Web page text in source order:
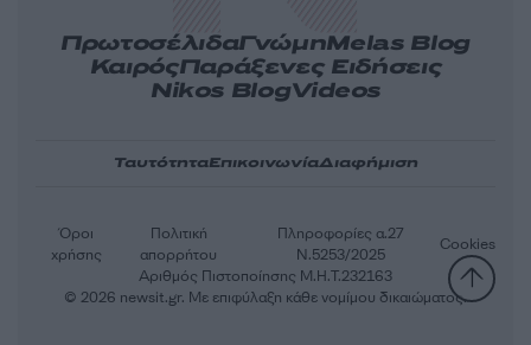
ΠρωτοσέλιδαΓνώμηMelas Blog
ΚαιρόςΠαράξενες Ειδήσεις
Nikos BlogVideos
ΤαυτότηταΕπικοινωνίαΔιαφήμιση
Αριθμός Πιστοποίησης Μ.Η.Τ.232163
Όροι
χρήσης
Πολιτική
απορρήτου
Πληροφορίες α.27
Ν.5253/2025
Cookies
© 2026 newsit.gr. Με επιφύλαξη κάθε νομίμου δικαιώματος.